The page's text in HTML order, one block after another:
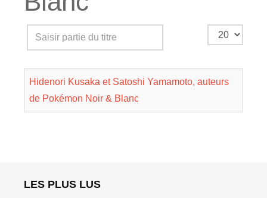
Saisir
partie
titre
Affichage
Hidenori Kusaka et Satoshi Yamamoto, auteurs
de Pokémon Noir & Blanc
LES PLUS LUS